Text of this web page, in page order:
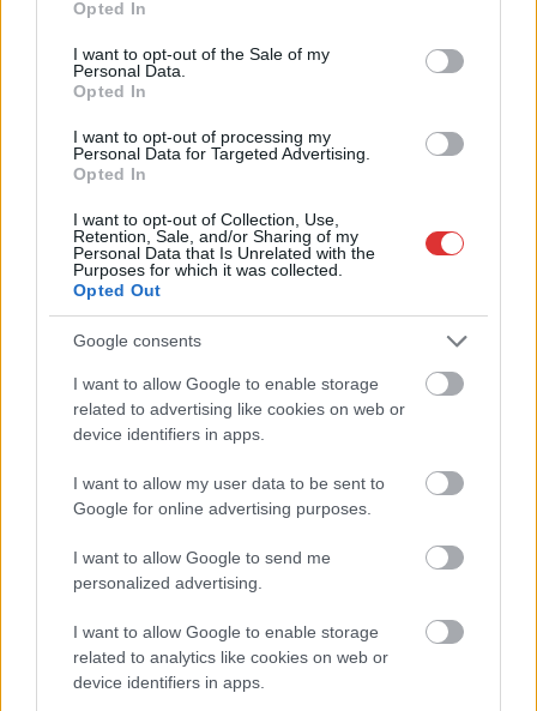
use your data for below specified purposes in below Google
consent section.
Opted In
I want to opt-out of the Sale of my
Personal Data.
Opted In
I want to opt-out of processing my
Personal Data for Targeted Advertising.
Opted In
I want to opt-out of Collection, Use,
Retention, Sale, and/or Sharing of my
Personal Data that Is Unrelated with the
Purposes for which it was collected.
Opted Out
Google consents
I want to allow Google to enable storage
related to advertising like cookies on web or
device identifiers in apps.
I want to allow my user data to be sent to
Google for online advertising purposes.
I want to allow Google to send me
personalized advertising.
I want to allow Google to enable storage
related to analytics like cookies on web or
device identifiers in apps.
változásokról döntött a közoktatásban – például az
iskolaigazgatók visszakapják munkáltatói jogaikat
A Fidesz által felépített torz rendszerben ugyanis egyáltalán
nem az intézményvezetők döntötték el, hogy kineveznek-e,
esetleg...
Magyarország
Hírlevél feliratkozás
Adja meg keresztnevét: